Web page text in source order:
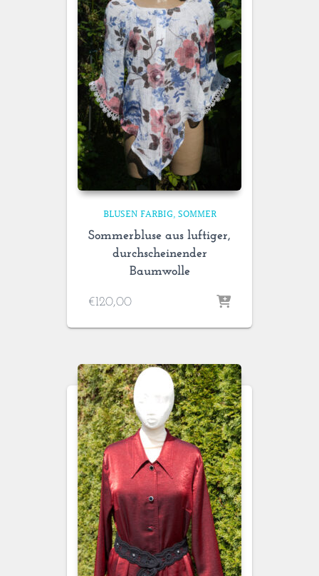
BLUSEN FARBIG SOMMER
Sommerbluse aus luftiger,
durchscheinender
Baumwolle
€120,00